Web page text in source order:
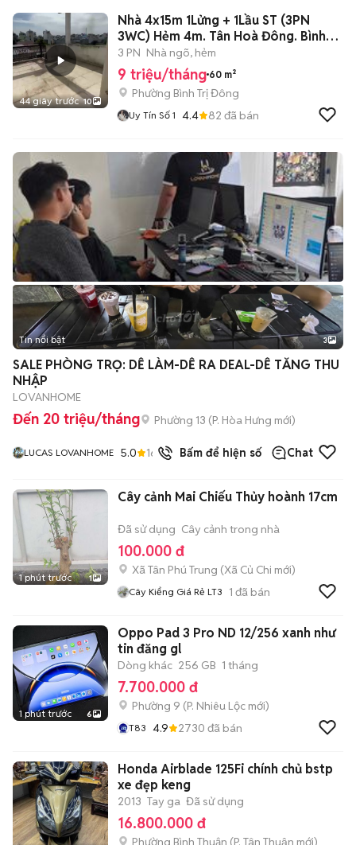
44 giây trước 10
Nhà 4x15m 1Lửng + 1Lầu ST (3PN
3WC) Hẻm 4m. Tân Hoà Đông. Bình
Tân
3 PN Nhà ngõ, hẻm
9 triệu/tháng 60 m²
Phường Bình Trị Đông
Uy Tín Số 1 4.4 82 đã bán
Tin nổi bật 3
SALE PHÒNG TRỌ: DỄ LÀM-DỄ RA DEAL-DỄ TĂNG THU
NHẬP
LOVANHOME
Đến 20 triệu/tháng Phường 13 (P. Hòa Hưng mới)
LUCAS LOVANHOME 5.0 16 đã bánBấm để hiện số Chat
1 phút trước 1
Cây cảnh Mai Chiếu Thủy hoành 17cm
Đã sử dụng Cây cảnh trong nhà
100.000 đ
Xã Tân Phú Trung (Xã Củ Chi mới)
Cây Kiểng Giá Rẻ LT3 1 đã bán
1 phút trước 6
Oppo Pad 3 Pro ND 12/256 xanh như
tin đăng gl
Dòng khác 256 GB 1 tháng
7.700.000 đ
Phường 9 (P. Nhiêu Lộc mới)
T83 4.9 2730 đã bán
Honda Airblade 125Fi chính chủ bstp
xe đẹp keng
2013 Tay ga Đã sử dụng
16.800.000 đ
Phường Bình Thuận (P. Tân Thuận mới)